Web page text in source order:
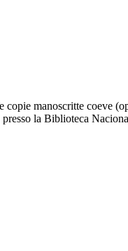
copie manoscritte coeve
la Biblioteca